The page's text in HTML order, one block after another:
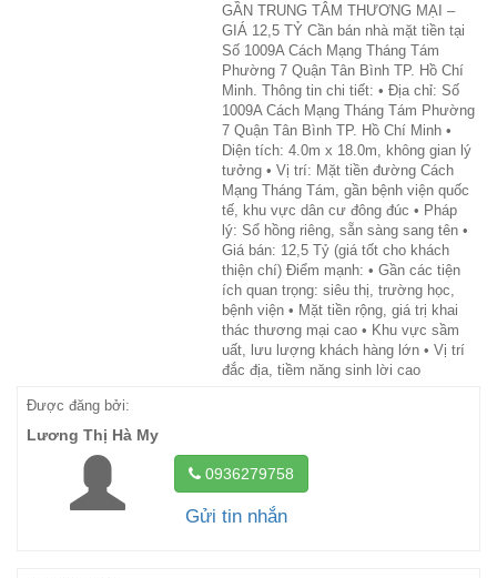
GẦN TRUNG TÂM THƯƠNG MẠI –
GIÁ 12,5 TỶ Cần bán nhà mặt tiền tại
Số 1009A Cách Mạng Tháng Tám
Phường 7 Quận Tân Bình TP. Hồ Chí
Minh. Thông tin chi tiết: • Địa chỉ: Số
1009A Cách Mạng Tháng Tám Phường
7 Quận Tân Bình TP. Hồ Chí Minh •
Diện tích: 4.0m x 18.0m, không gian lý
tưởng • Vị trí: Mặt tiền đường Cách
Mạng Tháng Tám, gần bệnh viện quốc
tế, khu vực dân cư đông đúc • Pháp
lý: Sổ hồng riêng, sẵn sàng sang tên •
Giá bán: 12,5 Tỷ (giá tốt cho khách
thiện chí) Điểm mạnh: • Gần các tiện
ích quan trọng: siêu thị, trường học,
bệnh viện • Mặt tiền rộng, giá trị khai
thác thương mại cao • Khu vực sầm
uất, lưu lượng khách hàng lớn • Vị trí
đắc địa, tiềm năng sinh lời cao
Được đăng bởi:
Lương Thị Hà My
0936279758
Gửi tin nhắn